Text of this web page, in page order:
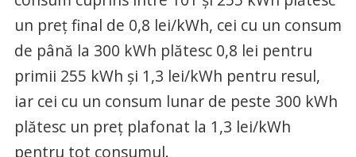
un preț final de 0,8 lei/kWh, cei cu un consum
de până la 300 kWh plătesc 0,8 lei pentru
primii 255 kWh și 1,3 lei/kWh pentru resul,
iar cei cu un consum lunar de peste 300 kWh
plătesc un preț plafonat la 1,3 lei/kWh
pentru tot consumul.